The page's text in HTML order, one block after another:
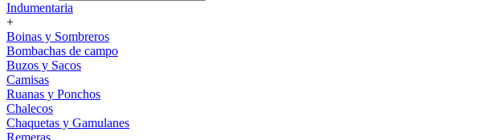
Indumentaria
+
Boinas y Sombreros
Bombachas de campo
Buzos y Sacos
Camisas
Ruanas y Ponchos
Chalecos
Chaquetas y Gamulanes
Remeras